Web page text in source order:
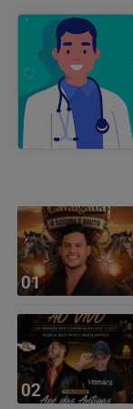
01
02